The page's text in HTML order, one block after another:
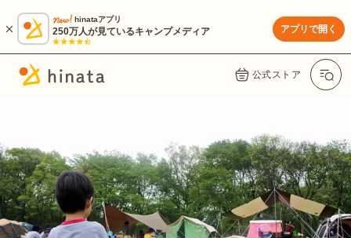
hinataアプリ
250万人が見ているキャンプメディア アプリで開く
公式ストア